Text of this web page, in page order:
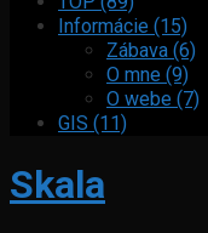
Informácie (15)
Zábava (6)
O mne (9)
O webe (7)
GIS (11)
Skala